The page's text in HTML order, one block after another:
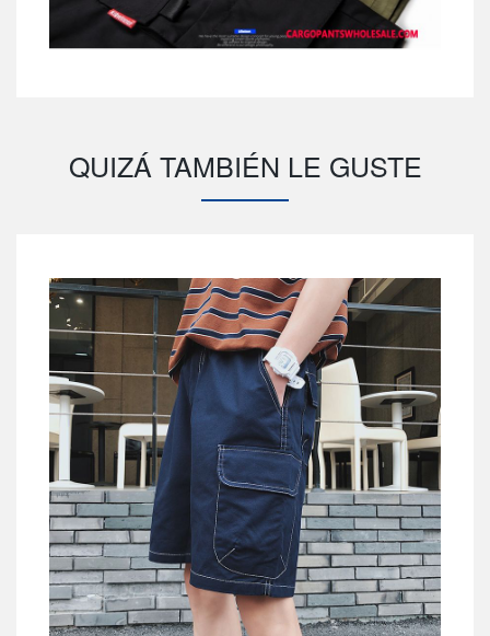
QUIZÁ TAMBIÉN LE GUSTE